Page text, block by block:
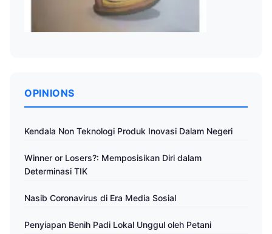
OPINIONS
Kendala Non Teknologi Produk Inovasi Dalam Negeri
Winner or Losers?: Memposisikan Diri dalam
Determinasi TIK
Nasib Coronavirus di Era Media Sosial
Penyiapan Benih Padi Lokal Unggul oleh Petani